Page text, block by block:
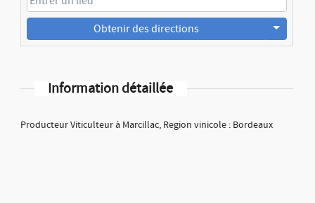
Obtenir des directions
Information détaillée
Producteur Viticulteur à Marcillac, Region vinicole : Bordeaux